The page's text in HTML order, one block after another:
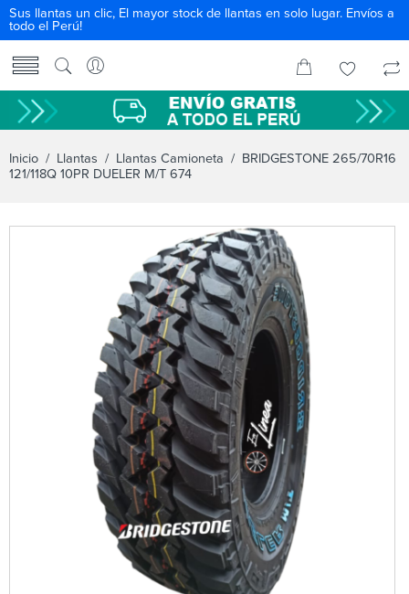
Sus llantas un clic, El mayor stock de llantas en solo lugar. Envíos a
todo el Perú!
Inicio / Llantas / Llantas Camioneta / BRIDGESTONE 265/70R16
121/118Q 10PR DUELER M/T 674